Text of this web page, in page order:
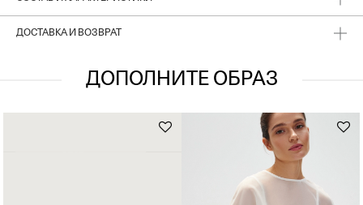
запоминающимся.
ДОСТАВКА И ВОЗВРАТ
ДОПОЛНИТЕ ОБРАЗ